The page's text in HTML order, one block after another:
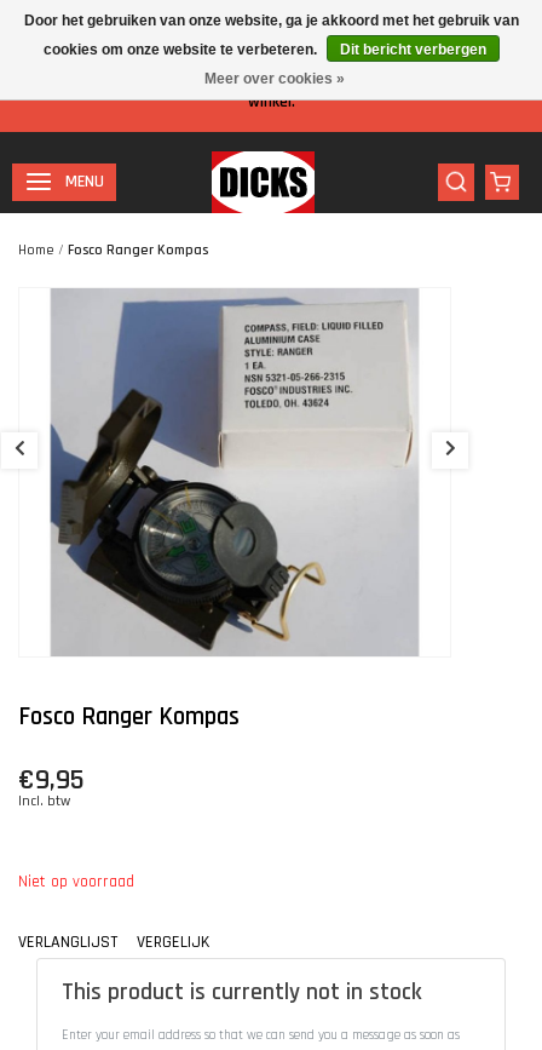
Let op: I.v.m. de zomervakantie is er minder personeel aanwezig in de
winkel.
MENU
Home / Fosco Ranger Kompas
Fosco Ranger Kompas
€9,95
Incl. btw
Niet op voorraad
VERLANGLIJST VERGELIJK
This product is currently not in stock
Enter your email address so that we can send you a message as soon as
Door het gebruiken van onze website, ga je akkoord met het gebruik van
cookies om onze website te verbeteren.
Dit bericht verbergen
Meer over cookies »